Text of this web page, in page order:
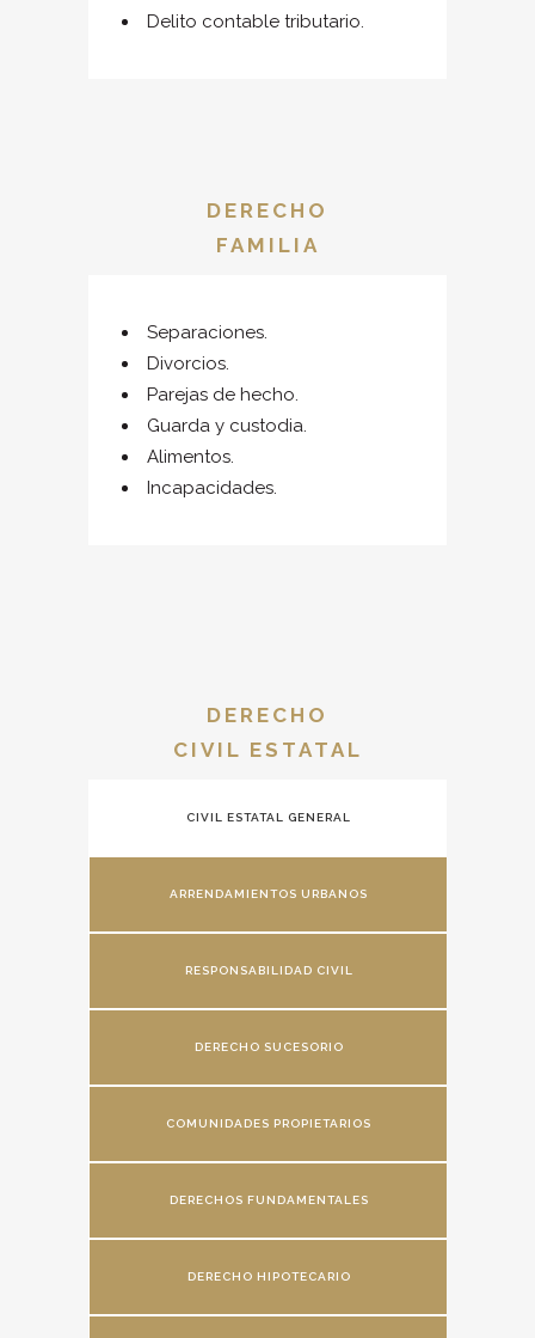
Delito contable tributario.
DERECHO
FAMILIA
Separaciones.
Divorcios.
Parejas de hecho.
Guarda y custodia.
Alimentos.
Incapacidades.
DERECHO
CIVIL ESTATAL
CIVIL ESTATAL GENERAL
ARRENDAMIENTOS URBANOS
RESPONSABILIDAD CIVIL
DERECHO SUCESORIO
COMUNIDADES PROPIETARIOS
DERECHOS FUNDAMENTALES
DERECHO HIPOTECARIO